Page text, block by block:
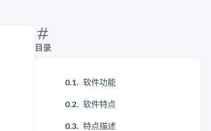
目录
软件功能
软件特点
特点描述